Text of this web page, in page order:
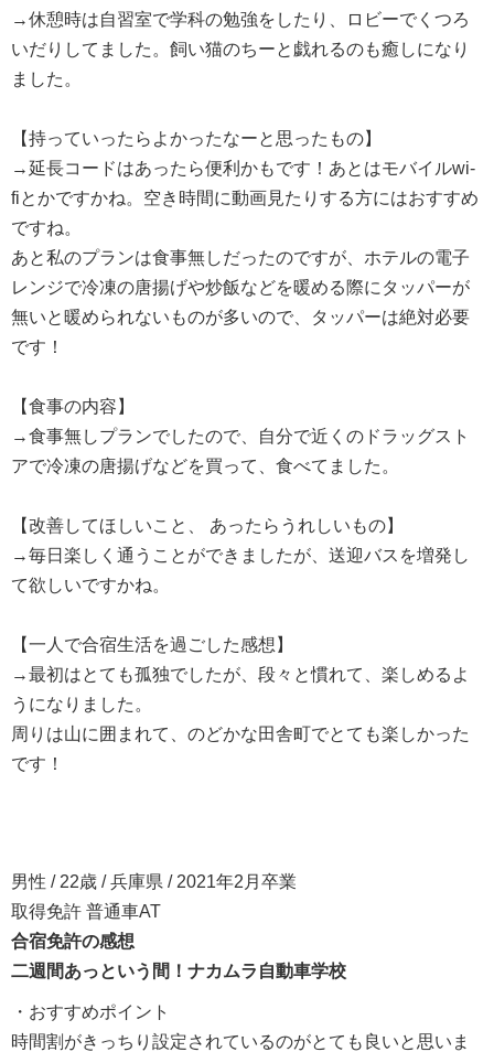
→休憩時は自習室で学科の勉強をしたり、ロビーでくつろ
いだりしてました。飼い猫のちーと戯れるのも癒しになり
ました。
【持っていったらよかったなーと思ったもの】
→延長コードはあったら便利かもです！あとはモバイルwi-
fiとかですかね。空き時間に動画見たりする方にはおすすめ
ですね。
あと私のプランは食事無しだったのですが、ホテルの電子
レンジで冷凍の唐揚げや炒飯などを暖める際にタッパーが
無いと暖められないものが多いので、タッパーは絶対必要
です！
【食事の内容】
→食事無しプランでしたので、自分で近くのドラッグスト
アで冷凍の唐揚げなどを買って、食べてました。
【改善してほしいこと、 あったらうれしいもの】
→毎日楽しく通うことができましたが、送迎バスを増発し
て欲しいですかね。
【一人で合宿生活を過ごした感想】
→最初はとても孤独でしたが、段々と慣れて、楽しめるよ
うになりました。
周りは山に囲まれて、のどかな田舎町でとても楽しかった
です！
男性 / 22歳 / 兵庫県 / 2021年2月卒業
取得免許 普通車AT
合宿免許の感想
二週間あっという間！ナカムラ自動車学校
・おすすめポイント
時間割がきっちり設定されているのがとても良いと思いま